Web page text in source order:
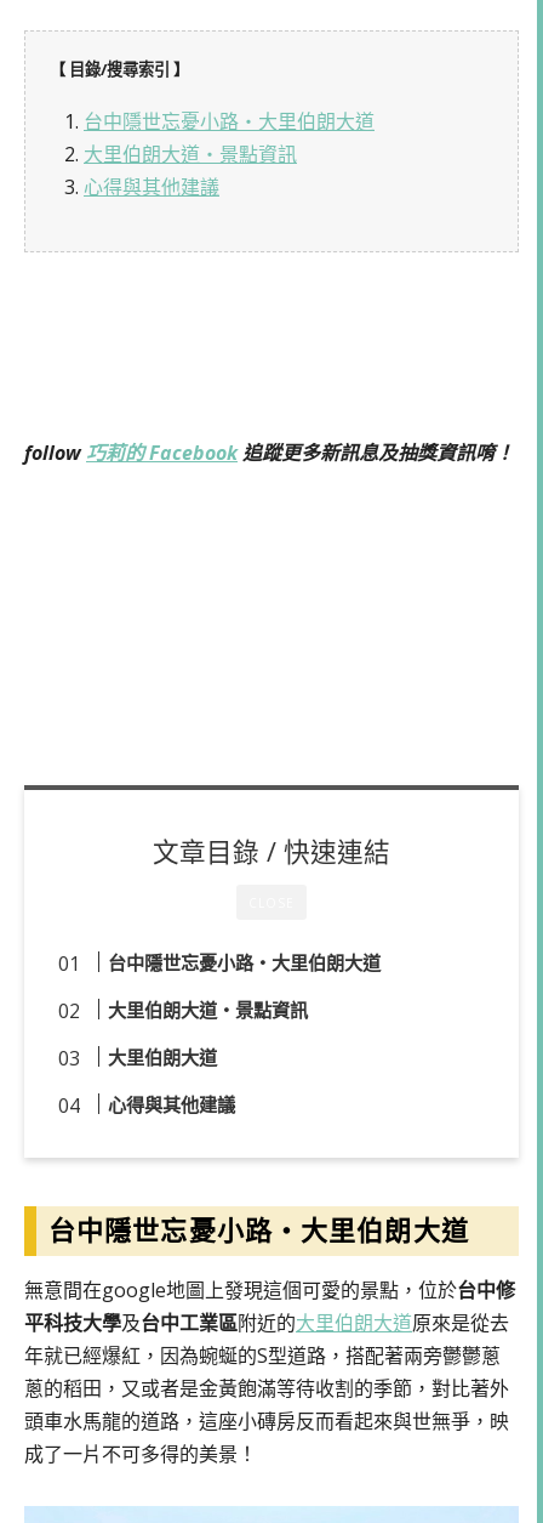
【 目錄/搜尋索引 】
1. 台中隱世忘憂小路・大里伯朗大道
2. 大里伯朗大道・景點資訊
3. 心得與其他建議
follow巧莉的 Facebook追蹤更多新訊息及抽獎資訊唷！
文章目錄 / 快速連結
台中隱世忘憂小路・大里伯朗大道
大里伯朗大道・景點資訊
大里伯朗大道
心得與其他建議
台中隱世忘憂小路・大里伯朗大道
無意間在google地圖上發現這個可愛的景點，位於台中修
平科技大學及台中工業區附近的大里伯朗大道原來是從去
年就已經爆紅，因為蜿蜒的S型道路，搭配著兩旁鬱鬱蔥
蔥的稻田，又或者是金黃飽滿等待收割的季節，對比著外
頭車水馬龍的道路，這座小磚房反而看起來與世無爭，映
成了一片不可多得的美景！